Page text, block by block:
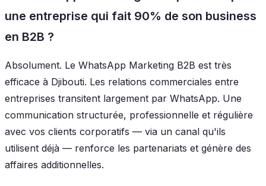
une entreprise qui fait 90% de son business
en B2B ?
Absolument. Le WhatsApp Marketing B2B est très
efficace à Djibouti. Les relations commerciales entre
entreprises transitent largement par WhatsApp. Une
communication structurée, professionnelle et régulière
avec vos clients corporatifs — via un canal qu'ils
utilisent déjà — renforce les partenariats et génère des
affaires additionnelles.